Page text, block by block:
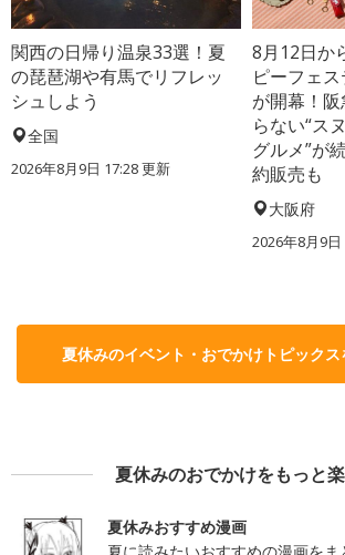
関西の日帰り温泉33選！夏
の琵琶湖や有馬でリフレッ
シュしよう
全国
2026年8月9日 17:28更新
8月12日か
ピーフェス
が開幕！
らない“ス
グルメ”が
約販売も
大阪府
2026年8月9日
夏休みのイベント・おでかけトピック
夏休みのおでかけをもっと
夏休みおすすめ漫画